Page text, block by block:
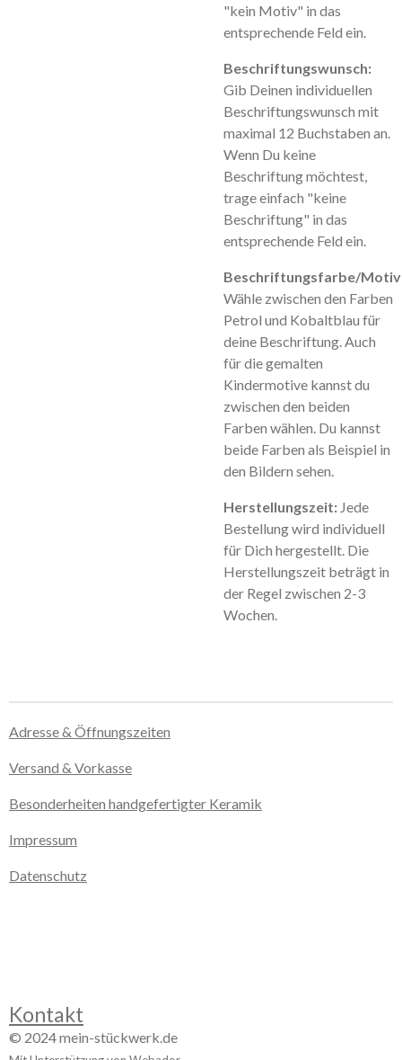
"kein Motiv" in das
entsprechende Feld ein.
Beschriftungswunsch:
Gib Deinen individuellen
Beschriftungswunsch mit
maximal 12 Buchstaben an.
Wenn Du keine
Beschriftung möchtest,
trage einfach "keine
Beschriftung" in das
entsprechende Feld ein.
Beschriftungsfarbe/
Wähle zwischen den Farben
Petrol und Kobaltblau für
deine Beschriftung. Auch
für die gemalten
Kindermotive kannst du
zwischen den beiden
Farben wählen. Du kannst
beide Farben als Beispiel in
den Bildern sehen.
Herstellungszeit: Jede
Bestellung wird individuell
für Dich hergestellt. Die
Herstellungszeit beträgt in
der Regel zwischen 2-3
Wochen.
Adresse & Öffnungszeiten
Versand & Vorkasse
Besonderheiten handgefertigter Keramik
Impressum
Datenschutz
Kontakt
© 2024 mein-stückwerk.de